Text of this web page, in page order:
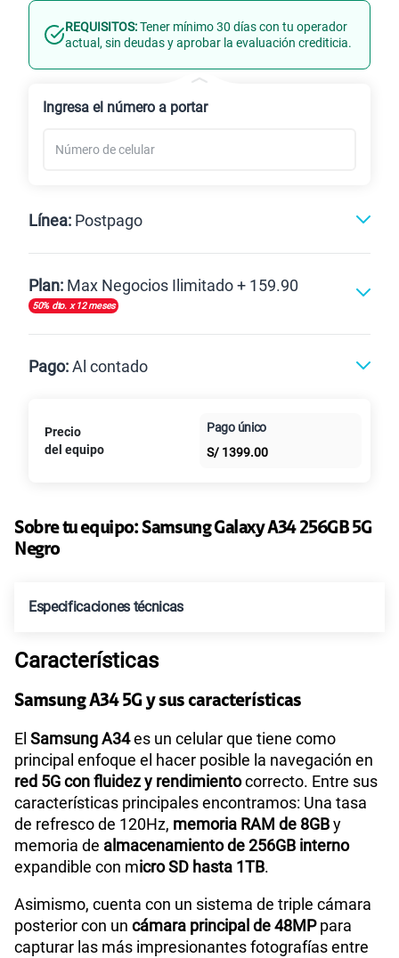
Línea Nueva Portabilidad
REQUISITOS:Tener mínimo 30 días con tu operador
actual, sin deudas y aprobar la evaluación crediticia.
Ingresa el número a portar
Línea: Postpago
Plan: Max Negocios Ilimitado + 159.90
50% dto. x 12 meses
Paga solo
125GBen alta velocidad
Paga solo
S/ 95.90 S/47.95
Paga solo
Paga solo
175GBen alta velocidad
S/ 159.90 S/79.95
50% dto. x 12 meses
Paga solo
185GBen alta velocidad
S/ 189.90 S/94.95
50% dto. x 12 meses
Paga solo
200GBen alta velocidad
S/ 289.90 S/144.95
50% dto. x 12 meses
Pago:Al contado
Al contado Cuotas Claro
Precio
del equipo
Pago único
S/ 1399.00
Sobre tu equipo: SamsungGalaxy A34 256GB 5G
Negro
Especificaciones técnicas
Tecnología de Pantalla
Sistema operativo Android T - Versión 13
Procesador Octa Core 2.6GHz,2GHz
Tamaño de Pantalla
Características
Samsung A34 5G y sus características
El Samsung A34es un celular que tiene como
principal enfoque el hacer posible la navegación en
red 5G con fluidez y rendimientocorrecto. Entre sus
características principales encontramos: Una tasa
de refresco de 120Hz, memoria RAM de 8GBy
memoria de almacenamiento de 256GB interno
expandible con micro SD hasta 1TB.
Asimismo, cuenta con un sistema de triple cámara
posterior con un cámara principal de 48MPpara
capturar las más impresionantes fotografías entre